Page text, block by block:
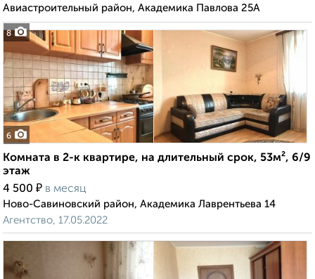
8
Авиастроительный район, Академика Павлова 25А
6
Комната в 2-к квартире, на длительный срок, 53м², 6/9
этаж
4 500 ₽ в месяц
Ново-Савиновский район, Академика Лаврентьева 14
Агентство, 17.05.2022